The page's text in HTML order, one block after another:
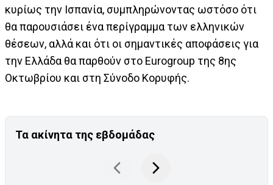
κυρίως την Ισπανία, συμπληρώνοντας ωστόσο ότι
θα παρουσιάσει ένα περίγραμμα των ελληνικών
θέσεων, αλλά και ότι οι σημαντικές αποφάσεις για
την Ελλάδα θα παρθούν στο Eurogroup της 8ης
Οκτωβρίου και στη Σύνοδο Κορυφής.
Τα ακίνητα της εβδομάδας